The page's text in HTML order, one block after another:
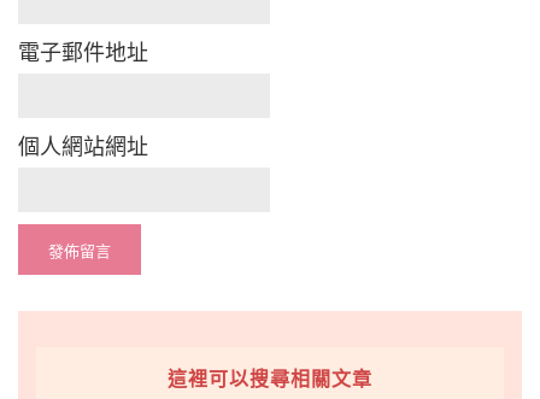
電子郵件地址
個人網站網址
這裡可以搜尋相關文章